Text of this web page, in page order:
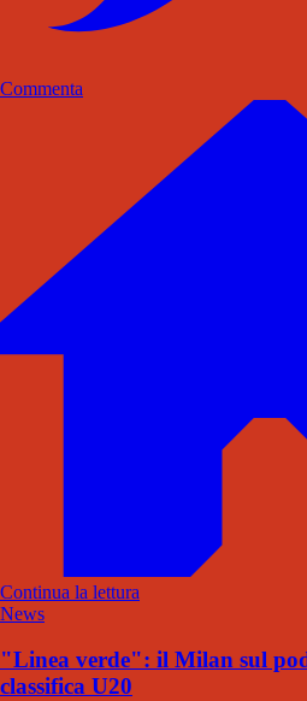
Commenta
Continua la lettura
News
"Linea verde": il Milan sul
classifica U20